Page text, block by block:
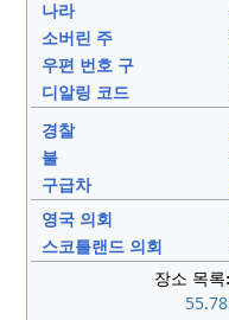
나라
소버린 주
우편 번호 구
디알링 코드
경찰
불
구급차
영국 의회
스코틀랜드 의회
장소 목록